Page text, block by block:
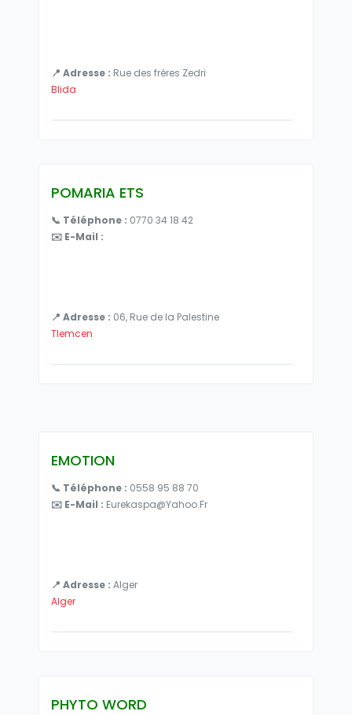
📍 Adresse : Rue des frères Zedri
Blida
POMARIA ETS
📞 Téléphone : 0770 34 18 42
✉️ E-Mail :
📍 Adresse : 06, Rue de la Palestine
Tlemcen
EMOTION
📞 Téléphone : 0558 95 88 70
✉️ E-Mail : Eurekaspa@yahoo.fr
📍 Adresse : Alger
Alger
PHYTO WORD